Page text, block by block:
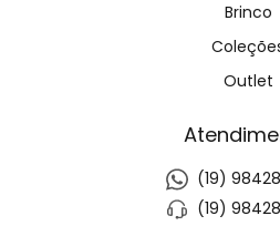
Brinco
Outlet
(19)
(19)